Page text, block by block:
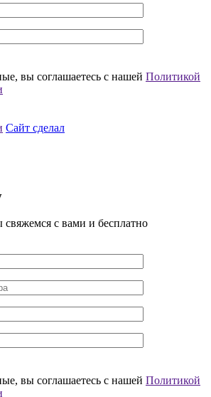
вы соглашаетесь с нашей Политикой
Сайт сделал
с вами и бесплатно
вы соглашаетесь с нашей Политикой